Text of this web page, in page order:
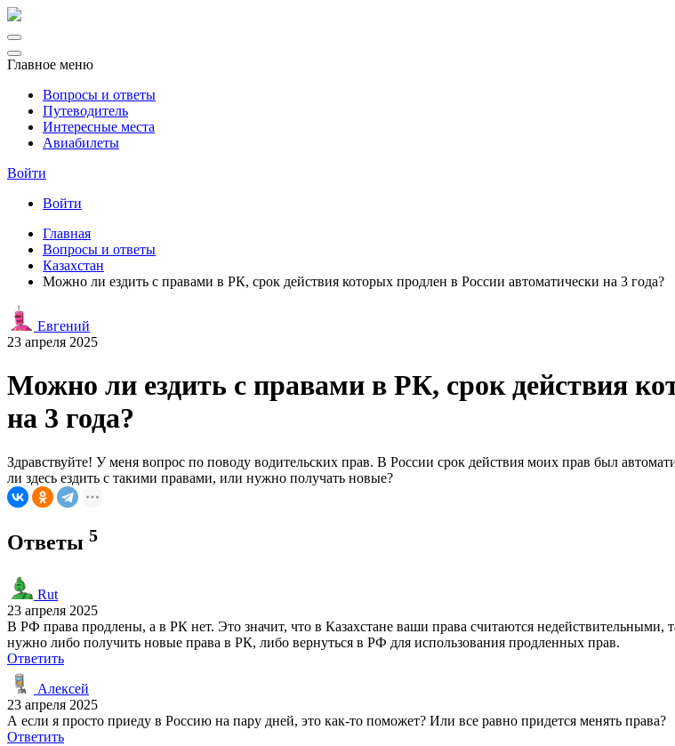
Главное меню
Вопросы и ответы
Путеводитель
Интересные места
Авиабилеты
Войти
Войти
Главная
Вопросы и ответы
Казахстан
Можно ли ездить с правами в РК, срок действия которых продлен в России автоматически на 3 года?
Евгений
23 апреля 2025
Можно ли ездить с правами в РК, срок действия
на 3 года?
Здравствуйте! У меня вопрос по поводу водительских прав. В России срок действия моих прав был
ли здесь ездить с такими правами, или нужно получать новые?
Ответы 5
Rut
23 апреля 2025
В РФ права продлены, а в РК нет. Это значит, что в Казахстане ваши права считаются недействительными,
нужно либо получить новые права в РК, либо вернуться в РФ для использования продленных прав.
Ответить
Алексей
23 апреля 2025
А если я просто приеду в Россию на пару дней, это как-то поможет? Или все равно придется менять права?
Ответить